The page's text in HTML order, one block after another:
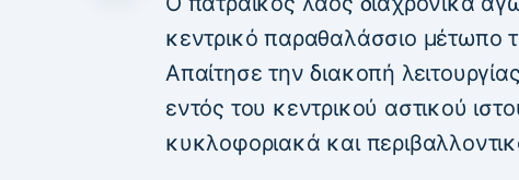
κεντρικό παραθαλάσσιο μέτωπο
Απαίτησε την διακοπή
εντός του κεντρικού αστικού
κυκλοφοριακά και